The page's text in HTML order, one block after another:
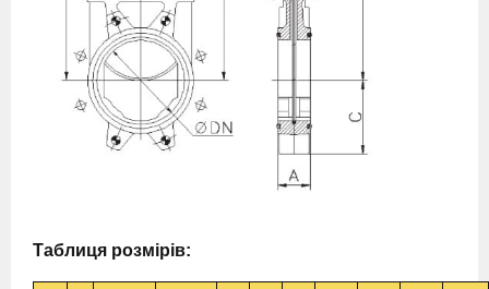
Таблиця розмірів: